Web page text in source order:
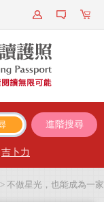
進階搜尋
吉卜力
> 不做星光，也能成為一家